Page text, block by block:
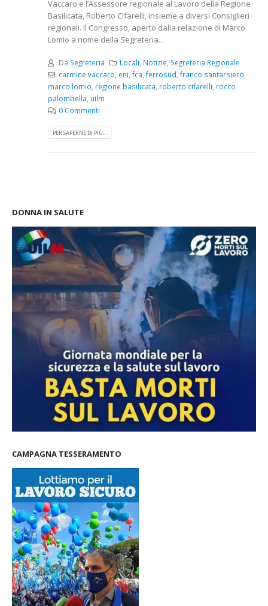
Vaccaro e l’Assessore regionale al Lavoro della Regione
Basilicata, Roberto Cifarelli, insieme a diversi Consiglieri
regionali. Il Congresso, aperto dalla relazione di Marco
Lomio a nome della Segreteria...
Da Segreteria Locali, Notizie, Segreteria Regionale
carmine vaccaro, eni, fca, ferrosud, franco santarsiero,
marco lomio, regione basilicata, roberto cifarelli, rocco
palombella, uilm
0 Commenti
PER SAPERNE DI PIÙ...
DONNA IN SALUTE
CAMPAGNA TESSERAMENTO